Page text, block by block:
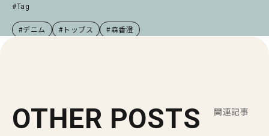
#Tag
#デニム #トップス #森香澄
OTHER POSTS 関連記事